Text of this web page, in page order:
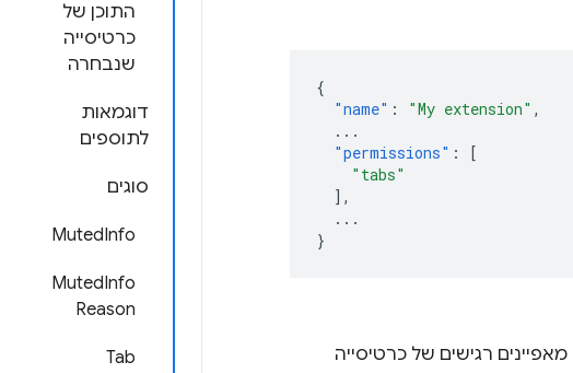
התוכן של
כרטיסייה
שנבחרה
דוגמאות
לתוספים
סוגים
MutedInfo
MutedInfo
Reason
Tab
{
"name" : "My extension" ,
...
"permissions" :
[
"tabs"
],
...
}
רגישים של כרטיסייה